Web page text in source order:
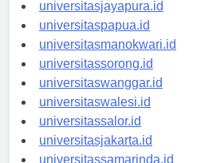
universitasjayapura.id
universitaspapua.id
universitasmanokwari.id
universitassorong.id
universitaswanggar.id
universitaswalesi.id
universitassalor.id
universitasjakarta.id